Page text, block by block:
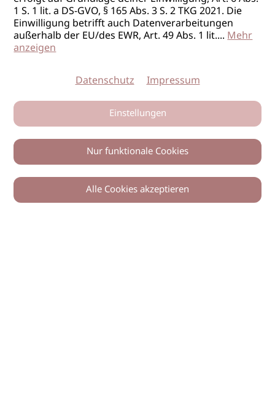
0
1 S. 1 lit. a DS-GVO, § 165 Abs. 3 S. 2 TKG 2021. Die
Einwilligung betrifft auch Datenverarbeitungen
außerhalb der EU/des EWR, Art. 49 Abs. 1 lit....Mehr
anzeigen
Datenschutz Impressum
Einstellungen
Nur funktionale Cookies
Alle Cookies akzeptieren